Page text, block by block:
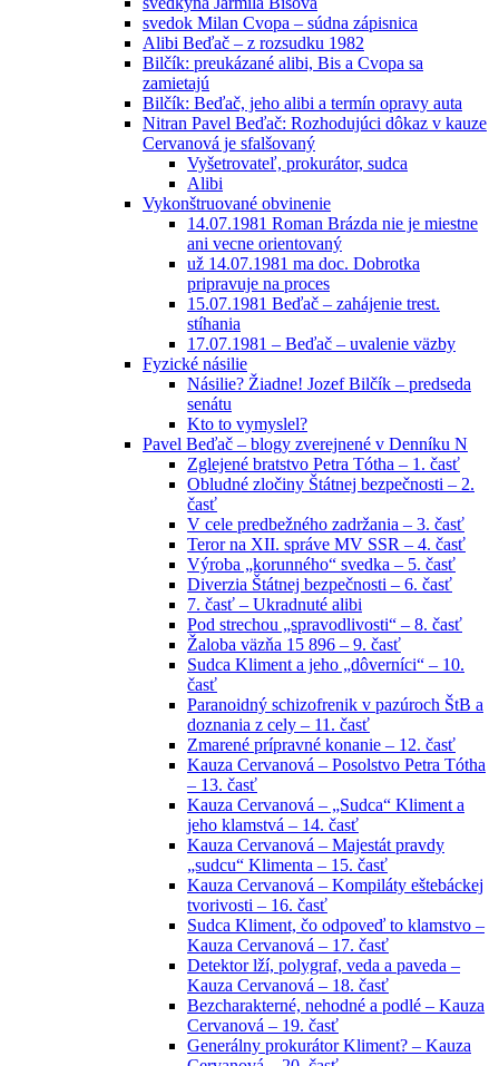
svedok Milan Cvopa – súdna zápisnica
Alibi Beďač – z rozsudku 1982
Bilčík: preukázané alibi, Bis a Cvopa sa
zamietajú
Bilčík: Beďač, jeho alibi a termín opravy auta
Nitran Pavel Beďač: Rozhodujúci dôkaz v kauze
Cervanová je sfalšovaný
Vyšetrovateľ, prokurátor, sudca
Alibi
Vykonštruované obvinenie
14.07.1981 Roman Brázda nie je miestne
ani vecne orientovaný
už 14.07.1981 ma doc. Dobrotka
pripravuje na proces
15.07.1981 Beďač – zahájenie trest.
stíhania
17.07.1981 – Beďač – uvalenie väzby
Fyzické násilie
Násilie? Žiadne! Jozef Bilčík – predseda
senátu
Kto to vymyslel?
Pavel Beďač – blogy zverejnené v Denníku N
Zglejené bratstvo Petra Tótha – 1. časť
Obludné zločiny Štátnej bezpečnosti – 2.
časť
V cele predbežného zadržania – 3. časť
Teror na XII. správe MV SSR – 4. časť
Výroba „korunného“ svedka – 5. časť
Diverzia Štátnej bezpečnosti – 6. časť
7. časť – Ukradnuté alibi
Pod strechou „spravodlivosti“ – 8. časť
Žaloba väzňa 15 896 – 9. časť
Sudca Kliment a jeho „dôverníci“ – 10.
časť
Paranoidný schizofrenik v pazúroch ŠtB a
doznania z cely – 11. časť
Zmarené prípravné konanie – 12. časť
Kauza Cervanová – Posolstvo Petra Tótha
– 13. časť
Kauza Cervanová – „Sudca“ Kliment a
jeho klamstvá – 14. časť
Kauza Cervanová – Majestát pravdy
„sudcu“ Klimenta – 15. časť
Kauza Cervanová – Kompiláty eštebáckej
tvorivosti – 16. časť
Sudca Kliment, čo odpoveď to klamstvo –
Kauza Cervanová – 17. časť
Detektor lží, polygraf, veda a paveda –
Kauza Cervanová – 18. časť
Bezcharakterné, nehodné a podlé – Kauza
Cervanová – 19. časť
Generálny prokurátor Kliment? – Kauza